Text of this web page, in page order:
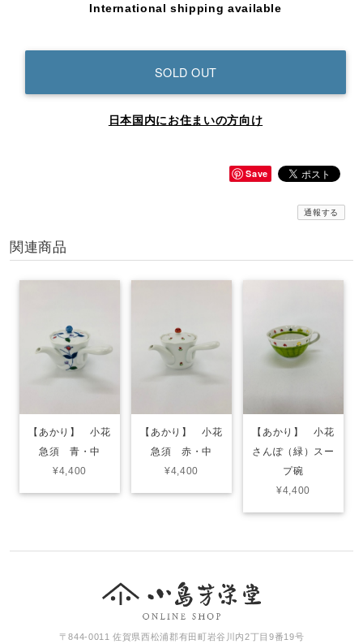
International shipping available
SOLD OUT
日本国内にお住まいの方向け
Save
通報する
関連商品
【あかり】 小花
急須 青・中
¥4,400
【あかり】 小花
急須 赤・中
¥4,400
【あかり】 小花
さんぽ（緑）スー
プ碗
¥4,400
〒844-0011 佐賀県西松浦郡有田町岩谷川内2丁目9番19号